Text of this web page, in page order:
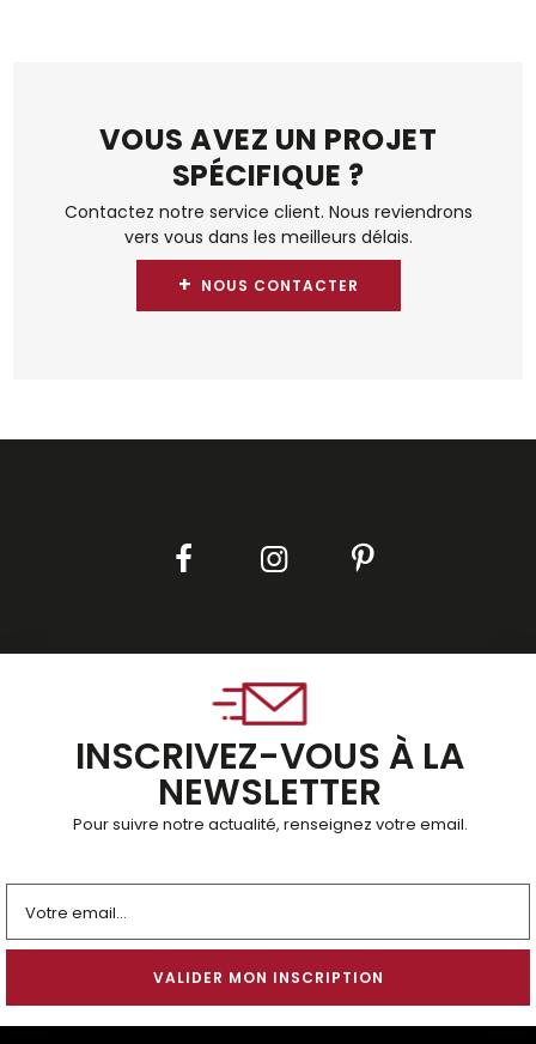
VOUS AVEZ UN PROJET
SPÉCIFIQUE ?
Contactez notre service client. Nous reviendrons
vers vous dans les meilleurs délais.
+ NOUS CONTACTER
INSCRIVEZ-VOUS À LA
NEWSLETTER
Pour suivre notre actualité, renseignez votre email.
Alternative: